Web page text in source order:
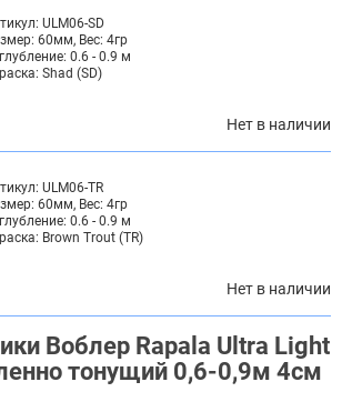
ULM06-SD
60мм, Вес: 4гр
0.6 - 0.9 м
Shad (SD)
Нет в наличии
ULM06-TR
60мм, Вес: 4гр
0.6 - 0.9 м
Brown Trout (TR)
Нет в наличии
Воблер Rapala Ultra Light
тонущий 0,6-0,9м 4см